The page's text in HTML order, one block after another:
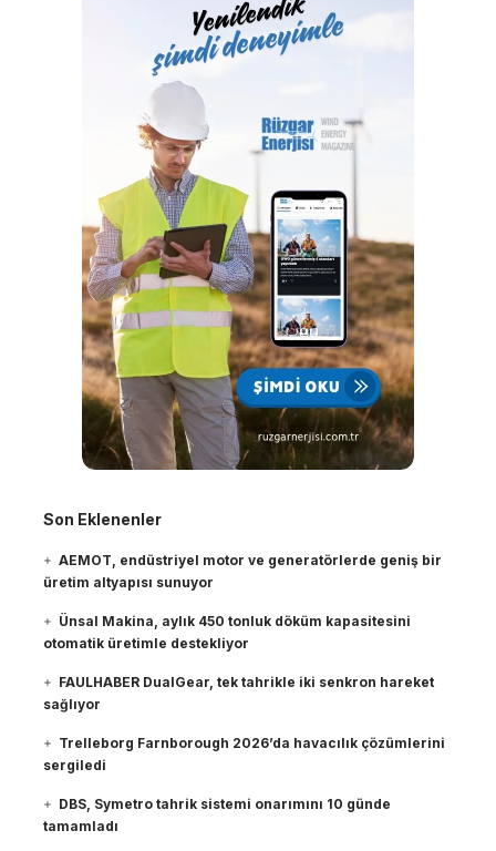
Son Eklenenler
AEMOT, endüstriyel motor ve generatörlerde geniş bir
üretim altyapısı sunuyor
Ünsal Makina, aylık 450 tonluk döküm kapasitesini
otomatik üretimle destekliyor
FAULHABER DualGear, tek tahrikle iki senkron hareket
sağlıyor
Trelleborg Farnborough 2026’da havacılık çözümlerini
sergiledi
DBS, Symetro tahrik sistemi onarımını 10 günde
tamamladı